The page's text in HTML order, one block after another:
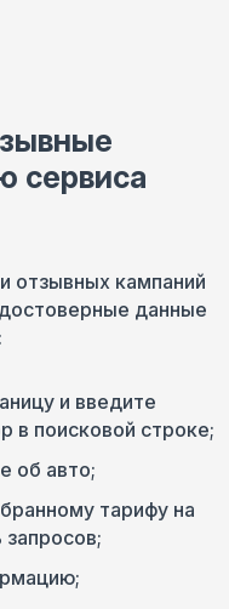
сервиса
отзывных кампаний
данные
и введите
в поисковой строке;
об авто;
тарифу на
запросов;